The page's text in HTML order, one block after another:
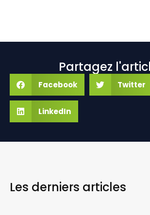
Partagez
Facebook Twitter
LinkedIn
Les derniers articles